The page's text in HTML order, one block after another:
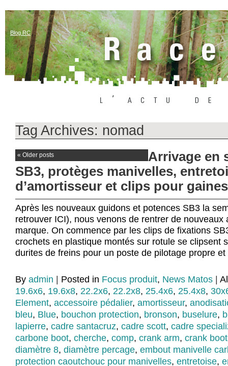
Blog RC
Tag Archives: nomad
« Older posts
Arrivage en
SB3, protèges manivelles,
d’amortisseur et clips pour
Après les nouveaux guidons et potences SB3 la
retrouver ICI), nous venons de rentrer de nouveaux
marque. On commence par les clips de fixations
crochets en plastique montés sur rotule se clipsent
durites de freins pour un poste de pilotage propre
By admin Posted in Focus produit, News Matos
19.6x6, 19.6x8, 22.2x6, 22.2x8, 25.4x6, 25.4x8,
Element, accessoire pédalier, amortisseur,
bleu, Blue, bouchon protection, bronson, buselure,
lapierre, cadre santacruz, cadre scott, cadre
carbone boot, cherche, comp, crank arm, crank boot
diamètre 8, diamètre percage, embout manivelle
protection caoutchouc pour manivelles, entretoise,